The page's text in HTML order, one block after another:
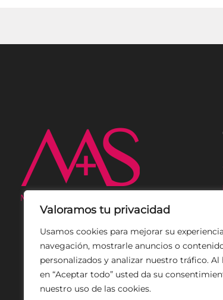
Valoramos tu privacidad
Usamos cookies para mejorar su
navegación, mostrarle anuncios o
personalizados y analizar nuestro tráfico. Al
en “Aceptar todo” usted da su
nuestro uso de las cookies.
ENTRADAS ONLINE